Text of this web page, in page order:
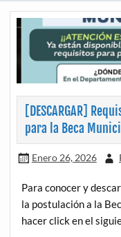
[DESCARGAR]
para la Beca
Enero 26, 2026
Para conocer y
la postulación a la
hacer click en el